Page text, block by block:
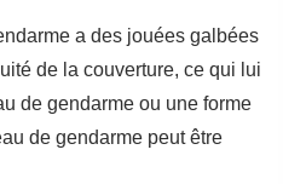
a des jouées galbées
de la couverture, ce qui lui
de gendarme ou une forme
de gendarme peut être